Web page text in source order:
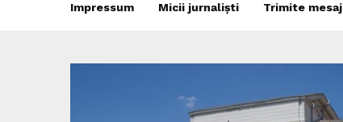
Impressum Micii jurnaliști Trimite mesaj